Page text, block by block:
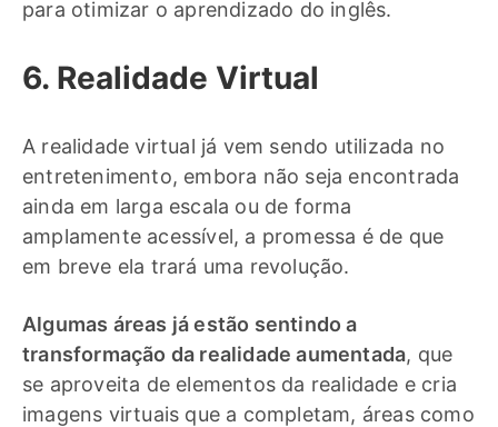
para otimizar o aprendizado do inglês.
6. Realidade Virtual
A realidade virtual já vem sendo utilizada no
entretenimento, embora não seja encontrada
ainda em larga escala ou de forma
amplamente acessível, a promessa é de que
em breve ela trará uma revolução.
Algumas áreas já estão sentindo a
transformação da realidade aumentada, que
se aproveita de elementos da realidade e cria
imagens virtuais que a completam, áreas como